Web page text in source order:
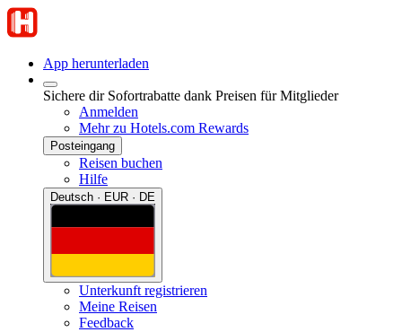
App herunterladen
Sichere dir Sofortrabatte dank Preisen für Mitglieder
Anmelden
Mehr zu Hotels.com Rewards
Posteingang
Reisen buchen
Hilfe
Deutsch · EUR · DE
Unterkunft registrieren
Meine Reisen
Feedback